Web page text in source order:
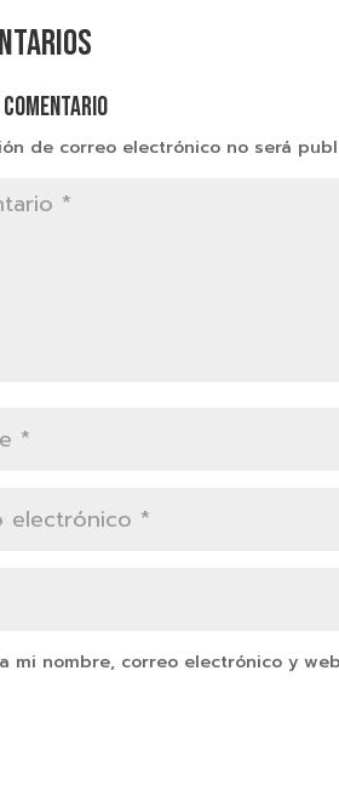
comentario
de correo electrónico no será
mi nombre, correo electrónico y